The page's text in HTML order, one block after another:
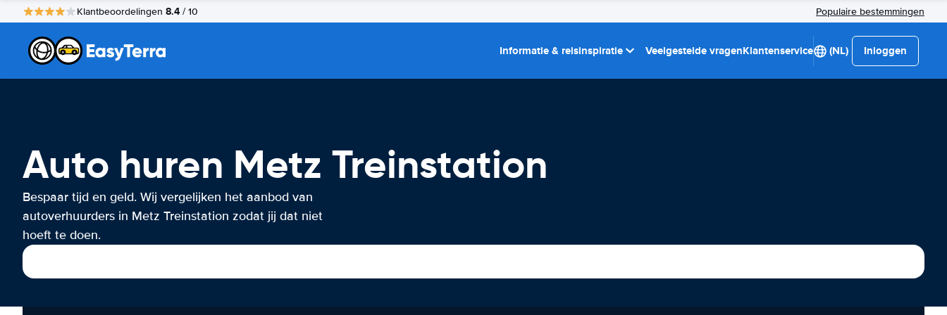
Klantbeoordelingen 8.4 / 10 Populaire bestemmingen
Informatie & reisinspiratie Veelgestelde vragenKlantenservice (NL) Inloggen
Auto huren Metz Treinstation
Bespaar tijd en geld. Wij vergelijken het aanbod van
autoverhuurders in Metz Treinstation zodat jij dat niet
hoeft te doen.